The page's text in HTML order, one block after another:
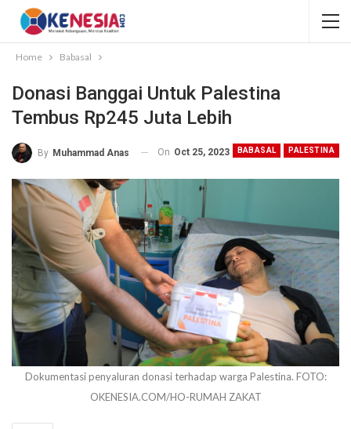
Home Babasal
Donasi Banggai Untuk Palestina
Tembus Rp245 Juta Lebih
BABASAL PALESTINA
By Muhammad Anas On Oct 25, 2023
Dokumentasi penyaluran donasi terhadap warga Palestina. FOTO:
OKENESIA.COM/HO-RUMAH ZAKAT